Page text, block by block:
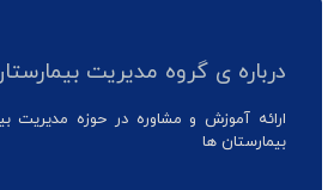
درباره ی گروه مدیریت
ارائه آموزش و مشاوره در حوزه مدیریت
بیمارستان ها